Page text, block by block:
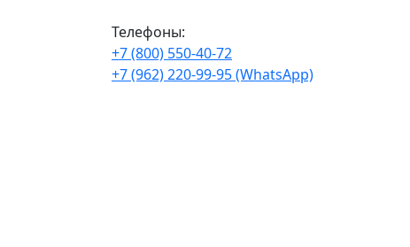
Телефоны:
+7 (800) 550-40-72
+7 (962) 220-99-95 (WhatsApp)